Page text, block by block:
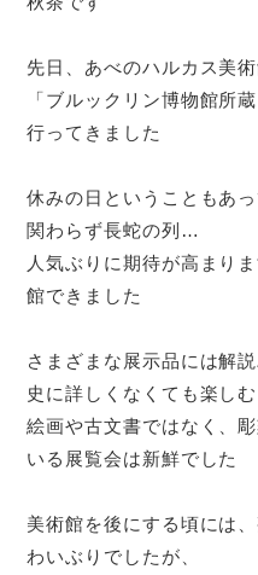
先日、あべのハルカス美
「ブルックリン博物館
行ってきました
休みの日ということもあ
関わらず長蛇の列…
人気ぶりに期待が高まり
館できました
さまざまな展示品には解
史に詳しくなくても楽し
絵画や古文書ではなく、
いる展覧会は新鮮でした
美術館を後にする頃には
わいぶりでしたが、